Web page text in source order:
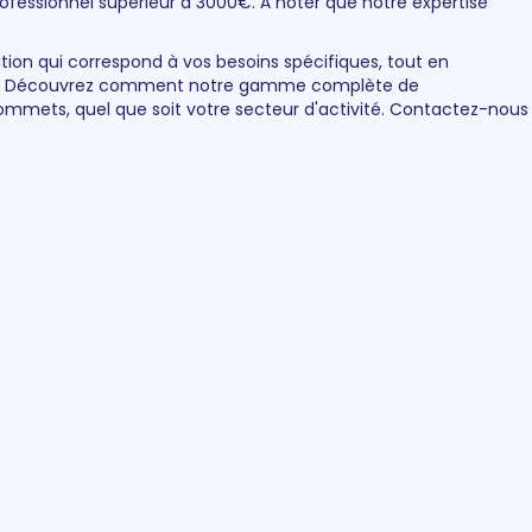
qui correspond à vos besoins spécifiques, tout en
comment notre gamme complète de
quel que soit votre secteur d'activité. Contactez-nous